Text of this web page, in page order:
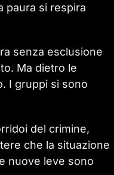
paura si respira
senza esclusione
Ma dietro le
I gruppi si sono
del crimine,
che la situazione
nuove leve sono